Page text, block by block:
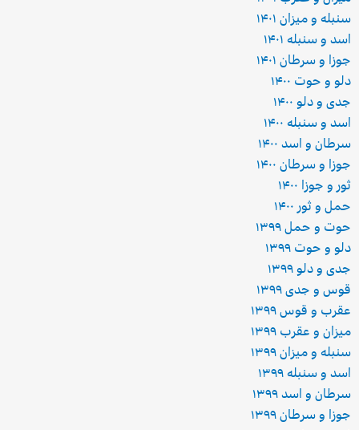
سنبله و میزان ۱۴۰۱
اسد و سنبله ۱۴۰۱
جوزا و سرطان ۱۴۰۱
دلو و حوت ۱۴۰۰
جدی و دلو ۱۴۰۰
اسد و سنبله ۱۴۰۰
سرطان و اسد ۱۴۰۰
جوزا و سرطان ۱۴۰۰
ثور و جوزا ۱۴۰۰
حمل و ثور ۱۴۰۰
حوت و حمل ۱۳۹۹
دلو و حوت ۱۳۹۹
جدی و دلو ۱۳۹۹
قوس و جدی ۱۳۹۹
عقرب و قوس ۱۳۹۹
میزان و عقرب ۱۳۹۹
سنبله و میزان ۱۳۹۹
اسد و سنبله ۱۳۹۹
سرطان و اسد ۱۳۹۹
جوزا و سرطان ۱۳۹۹